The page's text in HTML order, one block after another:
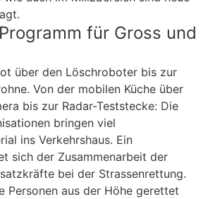
für Gross und
über den Löschroboter bis zur
Von der mobilen Küche über
bis zur Radar-Teststecke: Die
bringen viel
ins Verkehrshaus. Ein
sich der Zusammenarbeit der
bei der Strassenrettung.
Personen aus der Höhe gerettet